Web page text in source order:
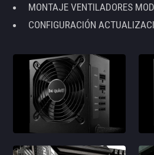
MONTAJE VENTILADORES
CONFIGURACIÓN